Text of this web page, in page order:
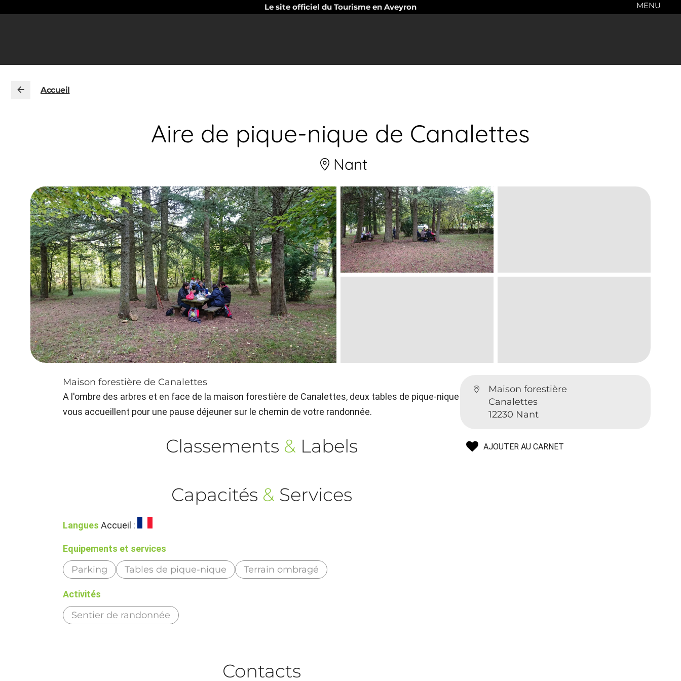
Le site officiel du Tourisme en Aveyron MENU
Accueil
Aire de pique-nique de Canalettes
Nant
Maison forestière
Canalettes
12230 Nant
AJOUTER AU CARNET
Maison forestière de Canalettes
A l'ombre des arbres et en face de la maison forestière de Canalettes, deux tables de pique-nique
vous accueillent pour une pause déjeuner sur le chemin de votre randonnée.
Classements & Labels
Capacités & Services
Langues Accueil :
Equipements et services
Parking Tables de pique-nique Terrain ombragé
Activités
Sentier de randonnée
Contacts